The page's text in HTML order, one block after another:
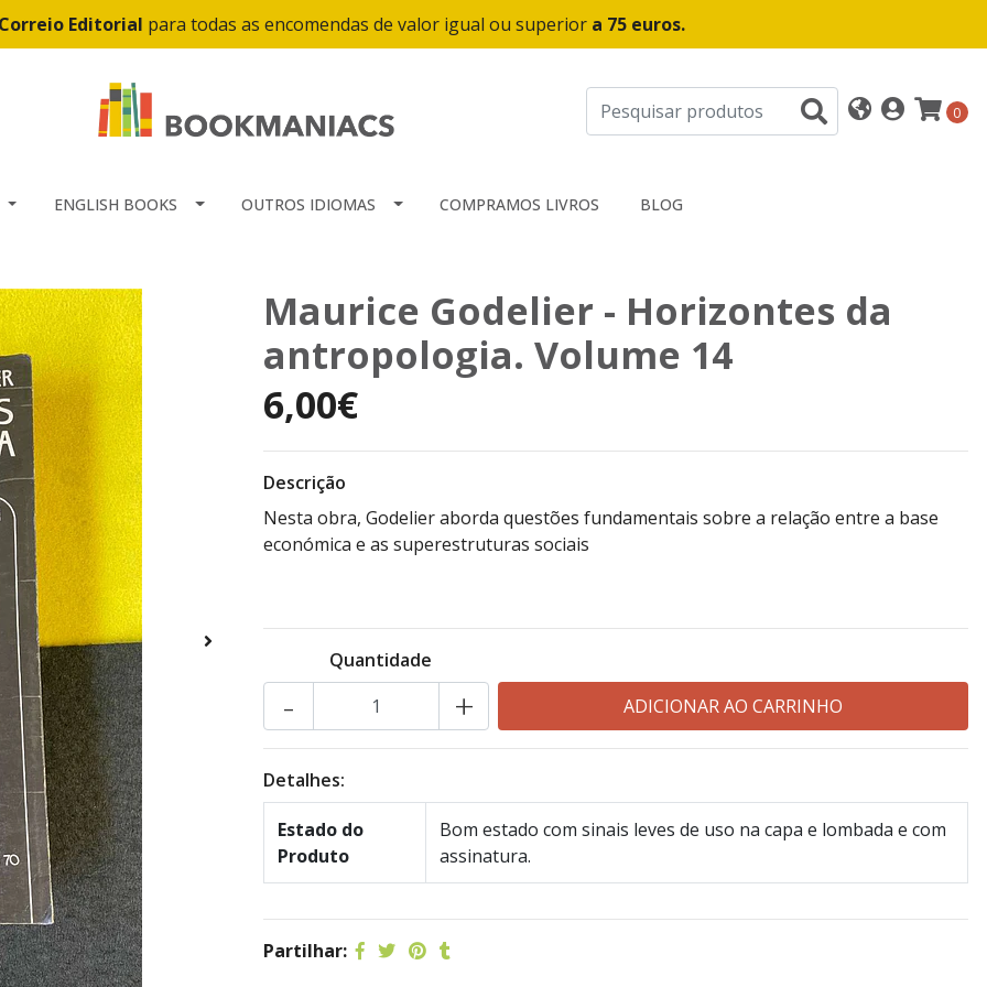
Editorial para todas as encomendas de valor igual ou superior a 75 euros.
0
ENGLISH BOOKS OUTROS IDIOMAS COMPRAMOS LIVROS BLOG
Maurice Godelier - Horizontes da
antropologia. Volume 14
6,00€
Descrição
Nesta obra, Godelier aborda questões fundamentais sobre a relação entre a base
económica e as superestruturas sociais
Quantidade
+
-
Detalhes:
Estado do
Produto
Bom estado com sinais leves de uso na capa e lombada e com
assinatura.
Partilhar: